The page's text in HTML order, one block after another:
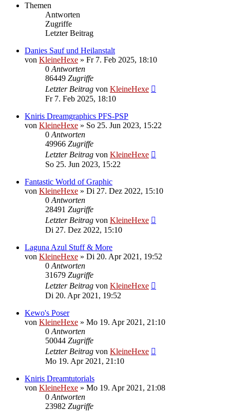
Themen
Antworten
Zugriffe
Letzter Beitrag
Danies Sauf und Heilanstalt
von KleineHexe » Fr 7. Feb 2025, 18:10
0 Antworten
86449 Zugriffe
Letzter Beitrag von KleineHexe
Fr 7. Feb 2025, 18:10
Kniris Dreamgraphics PFS-PSP
von KleineHexe » So 25. Jun 2023, 15:22
0 Antworten
49966 Zugriffe
Letzter Beitrag von KleineHexe
So 25. Jun 2023, 15:22
Fantastic World of Graphic
von KleineHexe » Di 27. Dez 2022, 15:10
0 Antworten
28491 Zugriffe
Letzter Beitrag von KleineHexe
Di 27. Dez 2022, 15:10
Laguna Azul Stuff & More
von KleineHexe » Di 20. Apr 2021, 19:52
0 Antworten
31679 Zugriffe
Letzter Beitrag von KleineHexe
Di 20. Apr 2021, 19:52
Kewo's Poser
von KleineHexe » Mo 19. Apr 2021, 21:10
0 Antworten
50044 Zugriffe
Letzter Beitrag von KleineHexe
Mo 19. Apr 2021, 21:10
Kniris Dreamtutorials
von KleineHexe » Mo 19. Apr 2021, 21:08
0 Antworten
23982 Zugriffe